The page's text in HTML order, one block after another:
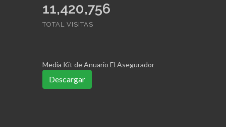
11,420,756
TOTAL VISITAS
Media Kit de Anuario El Asegurador
Descargar